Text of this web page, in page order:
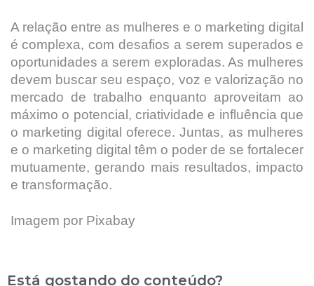
A relação entre as mulheres e o marketing digital
é complexa, com desafios a serem superados e
oportunidades a serem exploradas. As mulheres
devem buscar seu espaço, voz e valorização no
mercado de trabalho enquanto aproveitam ao
máximo o potencial, criatividade e influência que
o marketing digital oferece. Juntas, as mulheres
e o marketing digital têm o poder de se fortalecer
mutuamente, gerando mais resultados, impacto
e transformação.
Imagem por Pixabay
Está gostando do conteúdo?